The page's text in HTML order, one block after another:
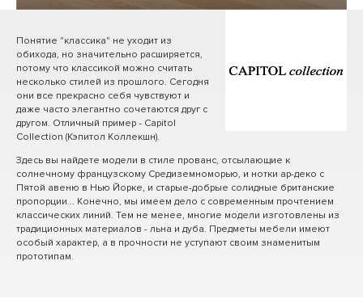
Понятие "классика" не уходит из
обихода, но значительно расширяется,
потому что классикой можно считать
несколько стилей из прошлого. Сегодня
они все прекрасно себя чувствуют и
даже часто элегантно сочетаются друг с
другом. Отличный пример - Capitol
Collection (Кэпитол Коллекшн).
Здесь вы найдете модели в стиле прованс, отсылающие к
солнечному французскому Средиземноморью, и нотки ар-деко с
Пятой авеню в Нью Йорке, и старые-добрые солидные британские
пропорции... Конечно, мы имеем дело с современным прочтением
классических линий. Тем не менее, многие модели изготовлены из
традиционных материалов - льна и дуба. Предметы мебели имеют
особый характер, а в прочности не уступают своим знаменитым
прототипам.